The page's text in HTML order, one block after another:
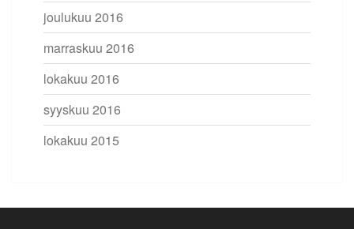
joulukuu 2016
marraskuu 2016
lokakuu 2016
syyskuu 2016
lokakuu 2015